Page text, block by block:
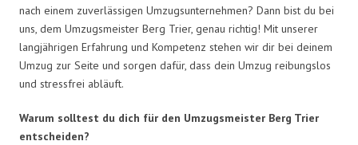
nach einem zuverlässigen Umzugsunternehmen? Dann bist du bei
uns, dem Umzugsmeister Berg Trier, genau richtig! Mit unserer
langjährigen Erfahrung und Kompetenz stehen wir dir bei deinem
Umzug zur Seite und sorgen dafür, dass dein Umzug reibungslos
und stressfrei abläuft.
Warum solltest du dich für den Umzugsmeister Berg Trier
entscheiden?